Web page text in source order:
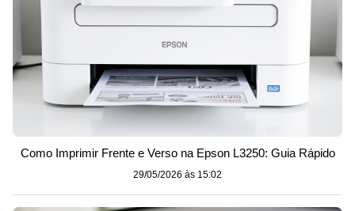
Como Imprimir Frente e Verso na Epson L3250: Guia Rápido
29/05/2026 às 15:02